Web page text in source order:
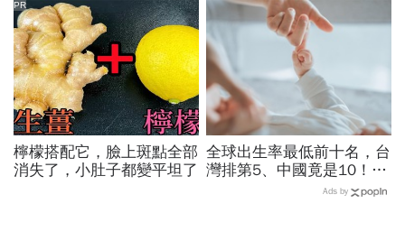
出事：根本把投資人丟火坑
檸檬搭配它，臉上斑點全部
消失了，小肚子都變平坦了
PR
全球出生率最低前十名，台
灣排第5、中國竟是10！亞
洲4國入榜「無聲危機」，
Ads by